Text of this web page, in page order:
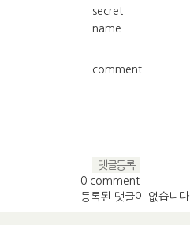
secret
name
comment
0 comment
등록된 댓글이 없습니다.